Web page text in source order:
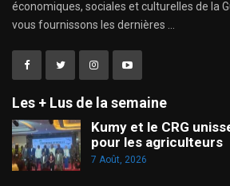
économiques, sociales et culturelles de la
vous fournissons les dernières ...
Les + Lus de la semaine
Kumy et le CRG
pour les agriculteurs
7 Août, 2026